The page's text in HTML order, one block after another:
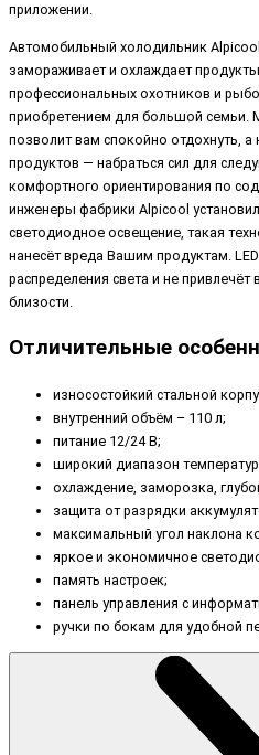
приложении.
Автомобильный холодильник
замораживает и охлаждает
профессиональных охотников и
приобретением для большой
позволит вам спокойно отдохнуть, а
продуктов — набраться сил для
комфортного ориентирования по
инженеры фабрики Alpicool
светодиодное освещение, такая
нанесёт вреда Вашим продуктам.
распределения света и не
близости.
Отличительные
износостойкий стальной
внутренний объём – 110 л;
питание 12/24 В;
широкий диапазон температур
охлаждение, заморозка,
защита от разрядки
максимальный угол наклона
яркое и экономичное
память настроек;
панель управления с
ручки по бокам для удобной